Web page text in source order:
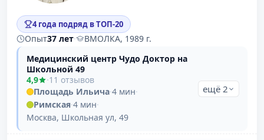
4 года подряд в ТОП-20
Опыт37 лет·
ВМОЛКА, 1989 г.
Медицинский центр Чудо Доктор на
Школьной 49
4,9
·11 отзывов
Площадь Ильича·4 мин·
Римская·4 мин·
Москва, Школьная ул, 49
ещё 2